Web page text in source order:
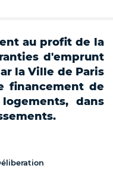
au profit de la
d'emprunt
la Ville de Paris
financement de
dans